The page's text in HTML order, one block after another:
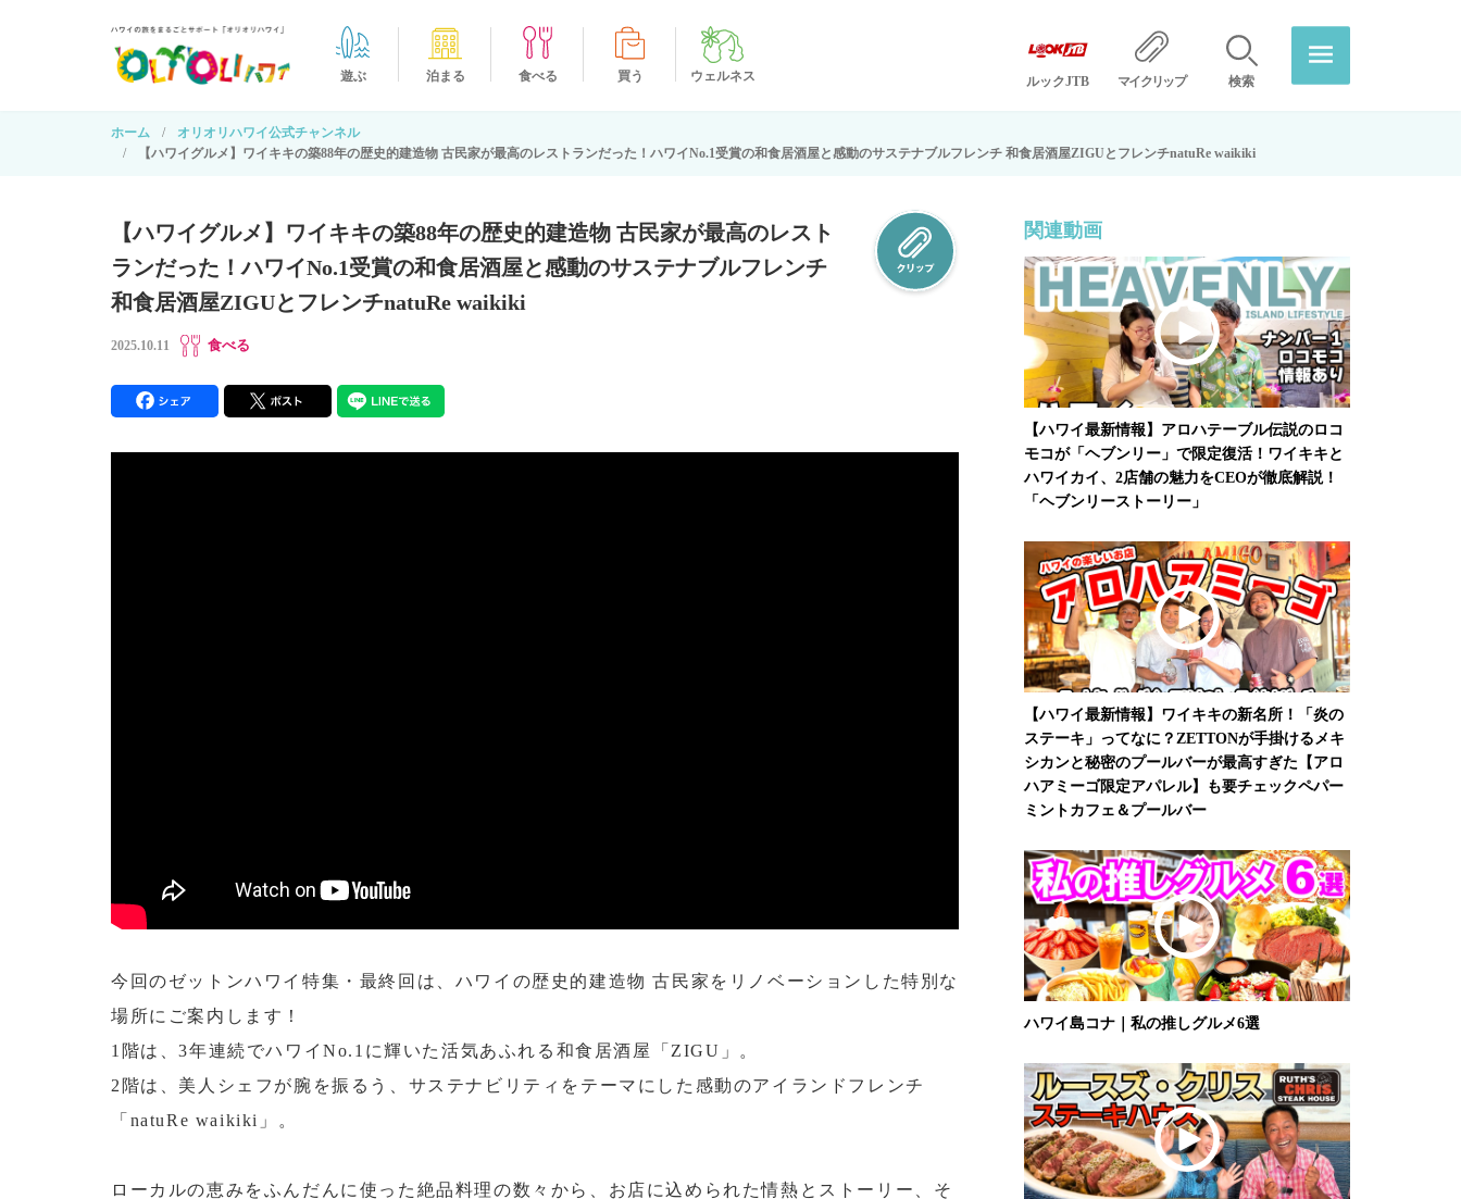
ルックJTB マイクリップ 検索
遊ぶ 泊まる 食べる 買う ウェルネス
ホーム
オリオリハワイ公式チャンネル
【ハワイグルメ】ワイキキの築88年の歴史的建造物 古民家が最高のレストランだった！ハワイNo.1受賞の和食居酒屋と感動のサステナブルフレンチ 和食居酒屋ZIGUとフレンチnatuRe waikiki
【ハワイグルメ】ワイキキの築88年の歴史的建造物 古民家が最高のレスト
ランだった！ハワイNo.1受賞の和食居酒屋と感動のサステナブルフレンチ
和食居酒屋ZIGUとフレンチnatuRe waikiki
2025.10.11 食べる
今回のゼットンハワイ特集・最終回は、ハワイの歴史的建造物 古民家をリノベーションした特別な
場所にご案内します！
1階は、3年連続でハワイNo.1に輝いた活気あふれる和食居酒屋「ZIGU」。
2階は、美人シェフが腕を振るう、サステナビリティをテーマにした感動のアイランドフレンチ
「natuRe waikiki」。
ローカルの恵みをふんだんに使った絶品料理の数々から、お店に込められた情熱とストーリー、そ
関連動画
【ハワイ最新情報】アロハテーブル伝説のロコ
モコが「ヘブンリー」で限定復活！ワイキキと
ハワイカイ、2店舗の魅力をCEOが徹底解説！
「ヘブンリーストーリー」
【ハワイ最新情報】ワイキキの新名所！「炎の
ステーキ」ってなに？ZETTONが手掛けるメキ
シカンと秘密のプールバーが最高すぎた【アロ
ハアミーゴ限定アパレル】も要チェックペパー
ミントカフェ＆プールバー
ハワイ島コナ｜私の推しグルメ6選